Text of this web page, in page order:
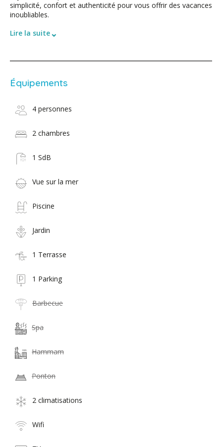
simplicité, confort et authenticité pour vous offrir des vacances
inoubliables.
Lire la suite⌄
Équipements
4 personnes
2 chambres
1 SdB
Vue sur la mer
Piscine
Jardin
1 Terrasse
1 Parking
Barbecue
Spa
Hammam
Ponton
2 climatisations
Wifi